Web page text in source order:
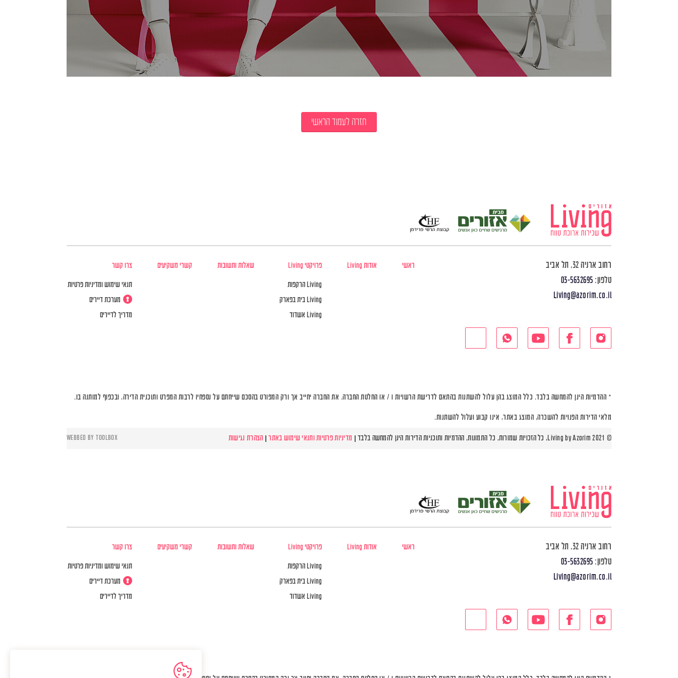
חזרה לעמוד הראשי
רחוב ארניה 32, תל אביב
טלפון: 03-5632695
Living@azorim.co.il
ראשי אודות Living פרויקטי Living
Living הרקפות
Living בית בפארק
Living אשדוד
שאלות ותשובות קשרי משקיעים צרו קשר
תנאי שימוש ומדיניות פרטיות
מערכת דיירים
מדריך לדיירים
* ההדמיות הינן להמחשה בלבד. כלל המוצג בהן עלול להשתנות בהתאם לדרישת הרשויות ו / או החלטת החברה. את החברה יחייב אך ורק המפורט בהסכם שייחתם על נספחיו לרבות המפרט ותוכנית הדירה, ובכפוף למותנה בו.
מלאי הדירות הפנויות להשכרה, המוצג באתר, אינו קבוע ועלול להשתנות.
© Living by Azorim 2021, כל הזכויות שמורות, כל התמונות, ההדמיות ותוכניות הדירות הינן להמחשה בלבד | מדיניות פרטיות ותנאי שימוש באתר| הצהרת נגישות WEBBED BY TOOLBOX
רחוב ארניה 32, תל אביב
טלפון: 03-5632695
Living@azorim.co.il
ראשי אודות Living פרויקטי Living
Living הרקפות
Living בית בפארק
Living אשדוד
שאלות ותשובות קשרי משקיעים צרו קשר
תנאי שימוש ומדיניות פרטיות
מערכת דיירים
מדריך לדיירים